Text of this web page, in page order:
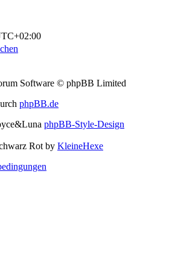
Software © phpBB Limited
phpBB.de
phpBB-Style-Design
Rot by KleineHexe